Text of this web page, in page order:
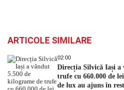
ARTICOLE SIMILARE
02:00
Direcția Silvică Iași a
trufe cu 660.000 de
de lux au ajuns în